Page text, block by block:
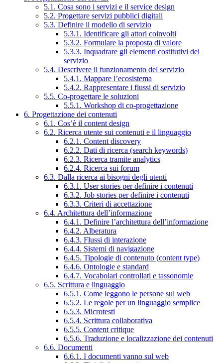
5.1. Cosa sono i servizi e il service design
5.2. Progettare servizi pubblici digitali
5.3. Definire il modello di servizio
5.3.1. Identificare gli attori coinvolti
5.3.2. Formulare la proposta di valore
5.3.3. Inquadrare gli elementi costitutivi del
servizio
5.4. Descrivere il funzionamento del servizio
5.4.1. Mappare l’ecosistema
5.4.2. Rappresentare i flussi di servizio
5.5. Co-progettare le soluzioni
5.5.1. Workshop di co-progettazione
6. Progettazione dei contenuti
6.1. Cos’è il content design
6.2. Ricerca utente sui contenuti e il linguaggio
6.2.1. Content discovery
6.2.2. Dati di ricerca (search keywords)
6.2.3. Ricerca tramite analytics
6.2.4. Ricerca sui forum
6.3. Dalla ricerca ai bisogni degli utenti
6.3.1. User stories per definire i contenuti
6.3.2. Job stories per definire i contenuti
6.3.3. Criteri di accettazione
6.4. Architettura dell’informazione
6.4.1. Definire l’architettura dell’informazione
6.4.2. Alberatura
6.4.3. Flussi di interazione
6.4.4. Sistemi di navigazione
6.4.5. Tipologie di contenuto (content type)
6.4.6. Ontologie e standard
6.4.7. Vocabolari controllati e tassonomie
6.5. Scrittura e linguaggio
6.5.1. Come leggono le persone sul web
6.5.2. Le regole per un linguaggio semplice
6.5.3. Microtesti
6.5.4. Scrittura collaborativa
6.5.5. Content critique
6.5.6. Traduzione e localizzazione dei contenuti
6.6. Documenti
6.6.1. I documenti vanno sul web